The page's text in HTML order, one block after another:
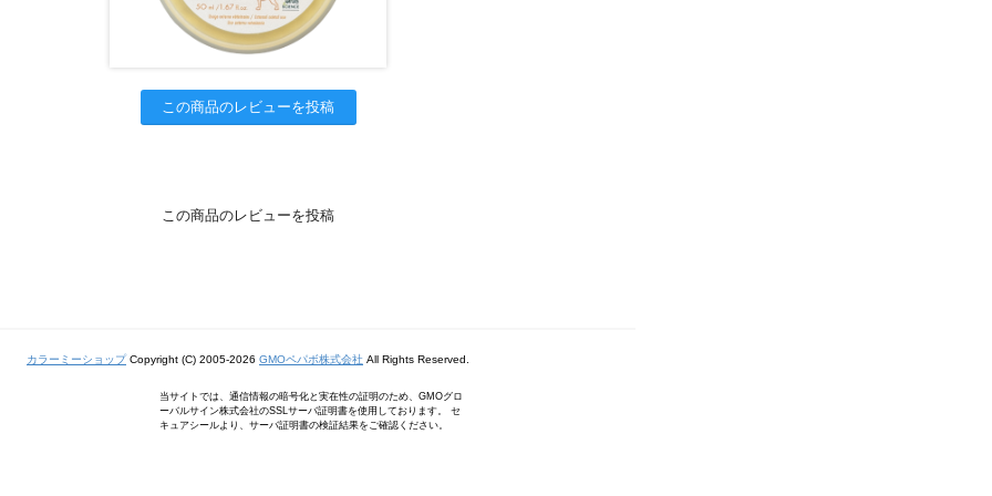
この商品のレビューを投稿
この商品のレビューを投稿
カラーミーショップCopyright (C) 2005-2026 GMOペパボ株式会社 All Rights Reserved.
当サイトでは、通信情報の暗号化と実在性の証明のため、GMOグロ
ーバルサイン株式会社のSSLサーバ証明書を使用しております。 セ
キュアシールより、サーバ証明書の検証結果をご確認ください。